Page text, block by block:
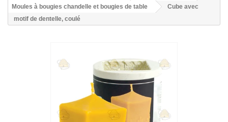
Moules à bougies chandelle et bougies de table
Cube avec
motif de dentelle, coulé